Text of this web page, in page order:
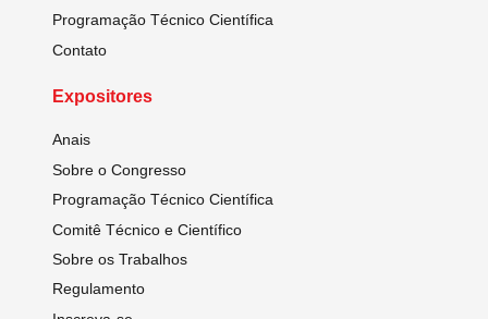
Programação Técnico Científica
Contato
Expositores
Anais
Sobre o Congresso
Programação Técnico Científica
Comitê Técnico e Científico
Sobre os Trabalhos
Regulamento